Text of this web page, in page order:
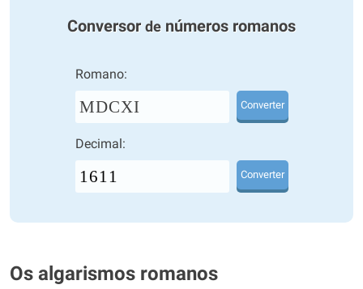
Conversor de números romanos
Romano:
MDCXI Converter
Decimal:
Converter
Os algarismos romanos